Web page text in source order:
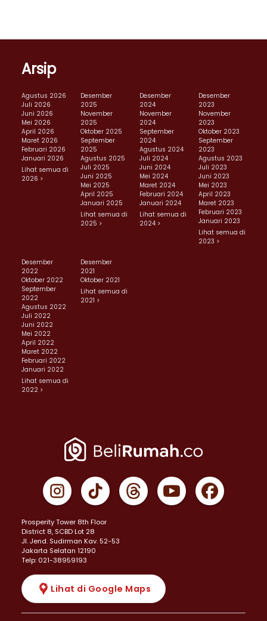
Arsip
Agustus 2026
Juli 2026
Juni 2026
Mei 2026
April 2026
Maret 2026
Februari 2026
Januari 2026
Lihat semua di
2026 >
Desember
2025
November
2025
Oktober 2025
September
2025
Agustus 2025
Juli 2025
Juni 2025
Mei 2025
April 2025
Januari 2025
Lihat semua di
2025 >
Desember
2024
November
2024
September
2024
Agustus 2024
Juli 2024
Juni 2024
Mei 2024
Maret 2024
Februari 2024
Januari 2024
Lihat semua di
2024 >
Desember
2023
November
2023
Oktober 2023
September
2023
Agustus 2023
Juli 2023
Juni 2023
Mei 2023
April 2023
Maret 2023
Februari 2023
Januari 2023
Lihat semua di
2023 >
Desember
2022
Oktober 2022
September
2022
Agustus 2022
Juli 2022
Juni 2022
Mei 2022
April 2022
Maret 2022
Februari 2022
Januari 2022
Lihat semua di
2022 >
Desember
2021
Oktober 2021
Lihat semua di
2021 >
Prosperity Tower 8th Floor
District 8, SCBD Lot 28
JI. Jend. Sudirman Kav. 52-53
Jakarta Selatan 12190
Telp: 021-38959193
Lihat di Google Maps